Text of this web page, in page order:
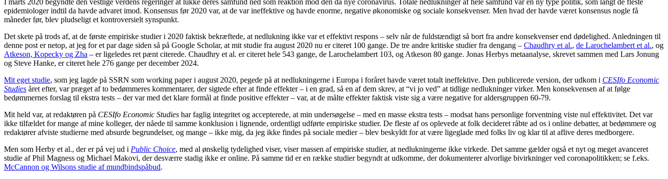
I marts 2020 begyndte den vestlige verdens regeringer at lukke deres samfund ned som reaktion mod den da nye coronavirus. Totale nedlukninger af hele samfund var en ny type politik, som langt de fleste
epidemiologer indtil da havde advaret imod. Konsensus før 2020 var, at de var ineffektive og havde enorme, negative økonomiske og sociale konsekvenser. Men hvad der havde været konsensus nogle få
måneder før, blev pludseligt et kontroversielt synspunkt.
Det skete på trods af, at de første empiriske studier i 2020 faktisk bekræftede, at nedlukning ikke var et effektivt respons – selv når de fuldstændigt så bort fra andre konsekvenser end dødelighed. Anledningen til
denne post er netop, at jeg for et par dage siden så på Google Scholar, at mit studie fra august 2020 nu er citeret 100 gange. De tre andre kritiske studier fra dengang – Chaudhry et al., de Larochelambert et al., og
Atkeson, Kopecky og Zha – er ligeledes ret pænt citerede. Chaudhry et al. er citeret hele 543 gange, de Larochelambert 103, og Atkeson 80 gange. Jonas Herbys metaanalyse, skrevet sammen med Lars Jonung
og Steve Hanke, er citeret hele 276 gange per december 2024.
Mit eget studie, som jeg lagde på SSRN som working paper i august 2020, pegede på at nedlukningerne i Europa i foråret havde været totalt ineffektive. Den publicerede version, der udkom i CESIfo Economic
Studies året efter, var præget af to bedømmeres kommentarer, der sigtede efter at finde effekter – i en grad, så en af dem skrev, at “vi jo ved” at tidlige nedlukninger virker. Men konsekvensen af at følge
bedømmernes forslag til ekstra tests – der var med det klare formål at finde positive effekter – var, at de målte effekter faktisk viste sig a være negative for aldersgruppen 60-79.
Mit held var, at redaktøren på CESIfo Economic Studies har faglig integritet og accepterede, at min undersøgelse – med en masse ekstra tests – modsat hans personlige forventning viste nul effektivitet. Det var
ikke tilfældet for mange af mine kolleger, der nåede til samme konklusion i lignende, ordentligt udførte empiriske studier. De fleste af os oplevede at folk decideret råbte ad os i online debatter, at bedømmere og
redaktører afviste studierne med absurde begrundelser, og mange – ikke mig, da jeg ikke findes på sociale medier – blev beskyldt for at være ligeglade med folks liv og klar til at aflive deres medborgere.
Men som Herby et al., der er på vej ud i Public Choice, med al ønskelig tydelighed viser, viser massen af empiriske studier, at nedlukningerne ikke virkede. Det samme gælder også et nyt og meget avanceret
studie af Phil Magness og Michael Makovi, der desværre stadig ikke er online. På samme tid er en række studier begyndt at udkomme, der dokumenterer alvorlige bivirkninger ved coronapolitikken; se f.eks.
McCannon og Wilsons studie af mundbindspåbud.